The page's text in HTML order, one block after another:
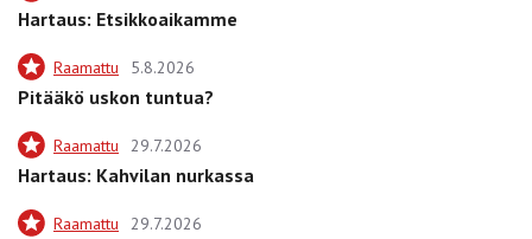
Hartaus: Etsikkoaikamme
Raamattu 5.8.2026
Pitääkö uskon tuntua?
Raamattu 29.7.2026
Hartaus: Kahvilan nurkassa
Raamattu 29.7.2026